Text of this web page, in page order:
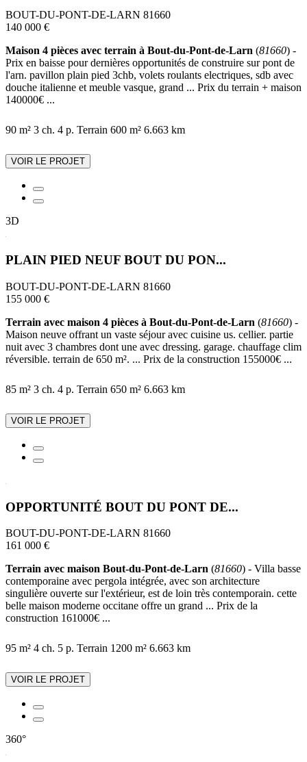
BOUT-DU-PONT-DE-LARN 81660
140 000 €
Maison 4 pièces avec terrain à Bout-du-Pont-de-Larn (81660) -
Prix en baisse pour dernières opportunités de construire sur pont de
l'arn. pavillon plain pied 3chb, volets roulants electriques, sdb avec
douche italienne et meuble vasque, grand ... Prix du terrain + maison
140000€ ...
90 m² 3 ch. 4 p. Terrain 600 m² 6.663 km
VOIR LE PROJET
3D
PLAIN PIED NEUF BOUT DU PON...
BOUT-DU-PONT-DE-LARN 81660
155 000 €
Terrain avec maison 4 pièces à Bout-du-Pont-de-Larn (81660) -
Maison neuve offrant un vaste séjour avec cuisine us. cellier. partie
nuit avec 3 chambres dont une avec dressing. garage. chauffage clim
réversible. terrain de 650 m². ... Prix de la construction 155000€ ...
85 m² 3 ch. 4 p. Terrain 650 m² 6.663 km
VOIR LE PROJET
OPPORTUNITÉ BOUT DU PONT DE...
BOUT-DU-PONT-DE-LARN 81660
161 000 €
Terrain avec maison Bout-du-Pont-de-Larn (81660) - Villa basse
contemporaine avec pergola intégrée, avec son architecture
singulière ouverte sur l'extérieur, est de loin très contemporain. cette
belle maison moderne occitane offre un grand ... Prix de la
construction 161000€ ...
95 m² 4 ch. 5 p. Terrain 1200 m² 6.663 km
VOIR LE PROJET
360°